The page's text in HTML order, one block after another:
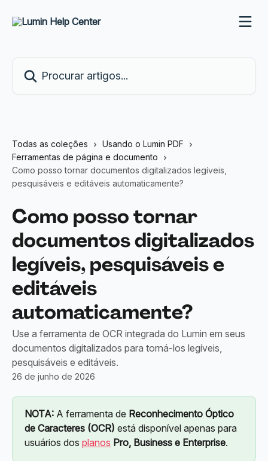
Todas as coleções
Usando o Lumin PDF
Ferramentas de página e documento
Como posso tornar documentos digitalizados legíveis,
pesquisáveis e editáveis automaticamente?
Como posso tornar
documentos digitalizados
legíveis, pesquisáveis e
editáveis
automaticamente?
Use a ferramenta de OCR integrada do Lumin em seus
documentos digitalizados para torná-los legíveis,
pesquisáveis e editáveis.
26 de junho de 2026
NOTA: A ferramenta de Reconhecimento Óptico
de Caracteres (OCR) está disponível apenas para
usuários dos planos Pro, Business e Enterprise.